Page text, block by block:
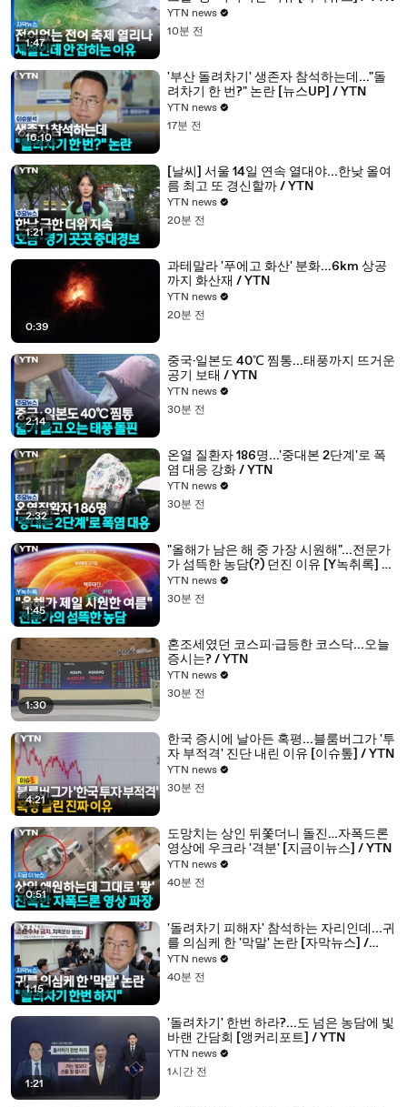
1:47
YTN news
10분 전
16:10
'부산 돌려차기' 생존자 참석하는데..."돌
려차기 한 번?" 논란 [뉴스UP] / YTN
YTN news
17분 전
1:21
[날씨] 서울 14일 연속 열대야...한낮 올여
름 최고 또 경신할까 / YTN
YTN news
20분 전
0:39
과테말라 '푸에고 화산' 분화...6km 상공
까지 화산재 / YTN
YTN news
20분 전
2:14
중국·일본도 40℃ 찜통...태풍까지 뜨거운
공기 보태 / YTN
YTN news
30분 전
2:32
온열 질환자 186명...'중대본 2단계'로 폭
염 대응 강화 / YTN
YTN news
30분 전
1:45
"올해가 남은 해 중 가장 시원해"...전문가
가 섬뜩한 농담(?) 던진 이유 [Y녹취록] /
YTN
YTN news
30분 전
1:30
혼조세였던 코스피·급등한 코스닥...오늘
증시는? / YTN
YTN news
30분 전
4:21
한국 증시에 날아든 혹평...블룸버그가 '투
자 부적격' 진단 내린 이유 [이슈톺] / YTN
YTN news
30분 전
0:51
도망치는 상인 뒤쫓더니 돌진…자폭드론
영상에 우크라 '격분' [지금이뉴스] / YTN
YTN news
40분 전
1:15
'돌려차기 피해자' 참석하는 자리인데...귀
를 의심케 한 '막말' 논란 [자막뉴스] /
YTN
YTN news
40분 전
1:21
'돌려차기' 한번 하라?...도 넘은 농담에 빛
바랜 간담회 [앵커리포트] / YTN
YTN news
1시간 전